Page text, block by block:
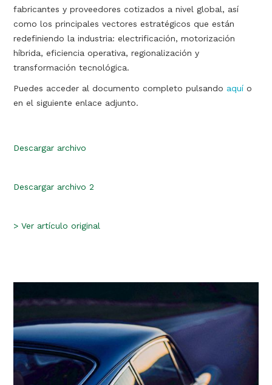
fabricantes y proveedores cotizados a nivel global, así
como los principales vectores estratégicos que están
redefiniendo la industria: electrificación, motorización
híbrida, eficiencia operativa, regionalización y
transformación tecnológica.
Puedes acceder al documento completo pulsando aquío
en el siguiente enlace adjunto.
Descargar archivo
Descargar archivo 2
> Ver artículo original